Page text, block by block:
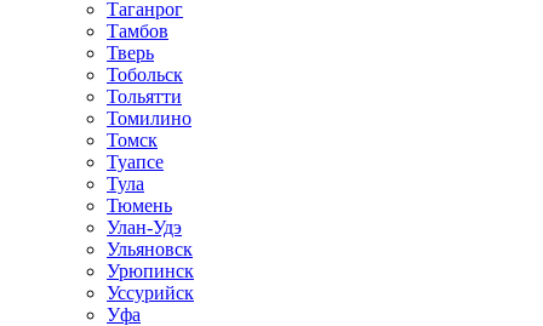
Таганрог
Тамбов
Тверь
Тобольск
Тольятти
Томилино
Томск
Туапсе
Тула
Тюмень
Улан-Удэ
Ульяновск
Урюпинск
Уссурийск
Уфа